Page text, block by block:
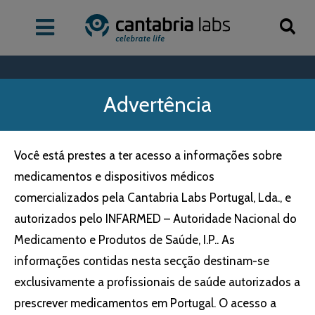
Dispositivos
Médicos
Cantabria Labs Portugal /Dispositivos Médicos
Dispositivos
Médicos
Está prestes a ter acesso a informações sobre medicamentos e
dispositivos médicos comercializados pela Cantabria Labs
Advertência
Você está prestes a ter acesso a informações sobre
medicamentos e dispositivos médicos
comercializados pela Cantabria Labs Portugal, Lda., e
autorizados pelo INFARMED – Autoridade Nacional do
Medicamento e Produtos de Saúde, I.P.. As
informações contidas nesta secção destinam-se
exclusivamente a profissionais de saúde autorizados a
prescrever medicamentos em Portugal. O acesso a